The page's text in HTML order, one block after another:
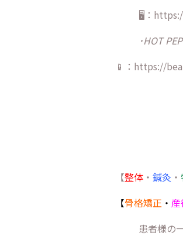
🖥：
･HOT
📱：https://
【整体 ・ 鍼灸 ・
【骨格矯正 ・
患者様の